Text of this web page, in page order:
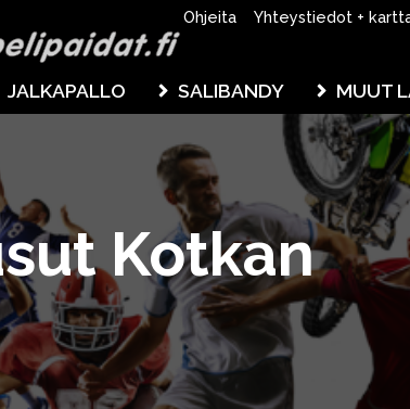
Ohjeita Yhteystiedot +
JALKAPALLO SALIBANDY MUUT
Kotkan